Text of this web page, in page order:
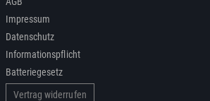
Impressum
Datenschutz
Informationspflicht
Batteriegesetz
Vertrag widerrufen